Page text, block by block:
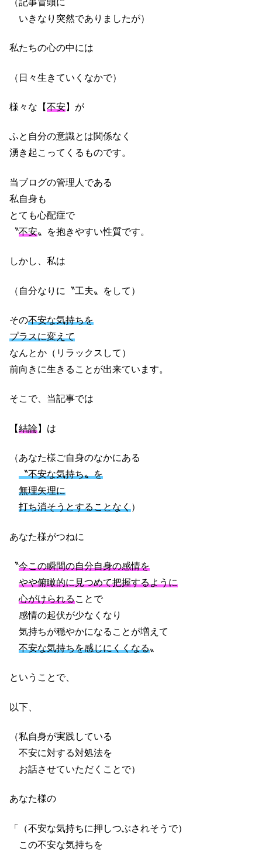
いきなり突然でありましたが）
私たちの心の中には
（日々生きていくなかで）
様々な【不安】が
ふと自分の意識とは関係なく
湧き起こってくるものです。
当ブログの管理人である
私自身も
とても心配症で
〝不安〟を抱きやすい性質です。
しかし、私は
（自分なりに〝工夫〟をして）
その不安な気持ちを
プラスに変えて
なんとか（リラックスして）
前向きに生きることが出来ています。
そこで、当記事では
【結論】は
（あなた様ご自身のなかにある
〝不安な気持ち〟を
無理矢理に
打ち消そうとすることなく）
あなた様がつねに
〝今この瞬間の自分自身の感情を
やや俯瞰的に見つめて把握するように
心がけられることで
感情の起伏が少なくなり
気持ちが穏やかになることが増えて
不安な気持ちを感じにくくなる〟
ということで、
以下、
（私自身が実践している
不安に対する対処法を
お話させていただくことで）
あなた様の
「（不安な気持ちに押しつぶされそうで）
この不安な気持ちを